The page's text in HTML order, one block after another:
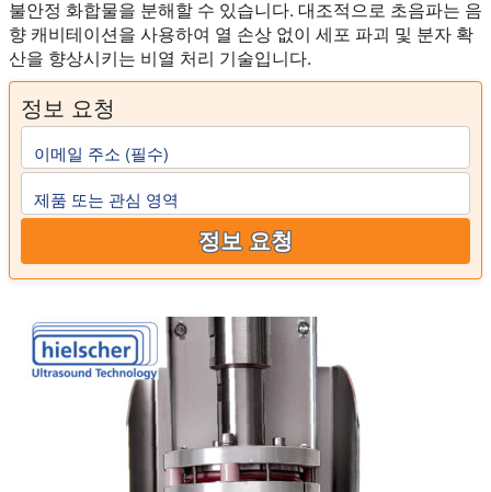
불안정 화합물을 분해할 수 있습니다. 대조적으로 초음파는 음
향 캐비테이션을 사용하여 열 손상 없이 세포 파괴 및 분자 확
산을 향상시키는 비열 처리 기술입니다.
정보 요청
이메일 주소 (필수)
제품 또는 관심 영역
정보 요청